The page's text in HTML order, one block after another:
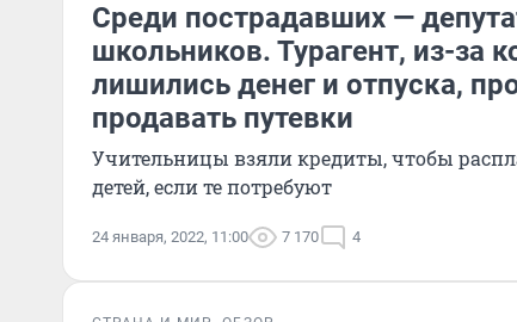
Среди пострадавших —
школьников. Турагент, из-за
лишились денег и отпуска,
продавать путевки
Учительницы взяли кредиты, чтобы
детей, если те потребуют
24 января, 2022, 11:00 7 170 4